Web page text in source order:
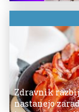
Zdravnik
nastanejo